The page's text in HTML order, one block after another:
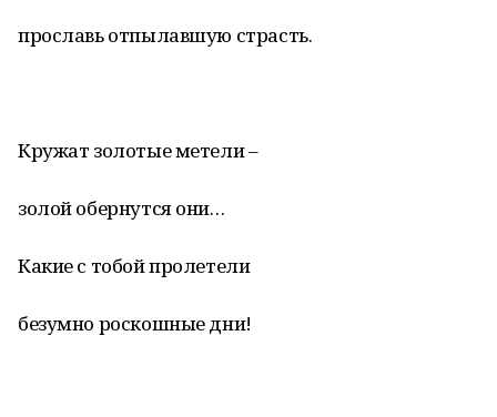
прославь отпылавшую страсть.
Кружат золотые метели –
золой обернутся они…
Какие с тобой пролетели
безумно роскошные дни!